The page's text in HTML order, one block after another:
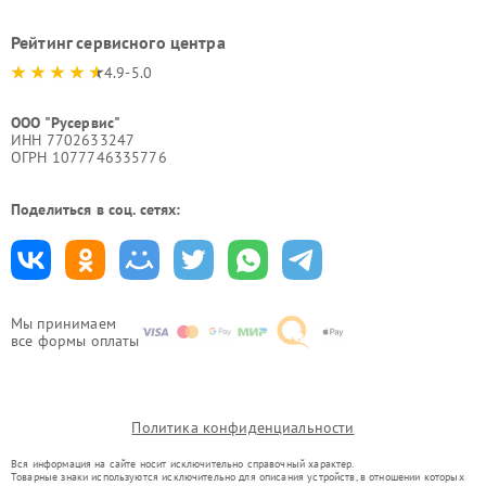
Мы принимаем
все формы оплаты
Рейтинг сервисного центра
4.9-5.0
ООО "Русервис"
ИНН 7702633247
ОГРН 1077746335776
Поделиться в соц. сетях:
Политика конфиденциальности
Вся информация на сайте носит исключительно справочный характер.
Товарные знаки используются исключительно для описания устройств, в отношении которых